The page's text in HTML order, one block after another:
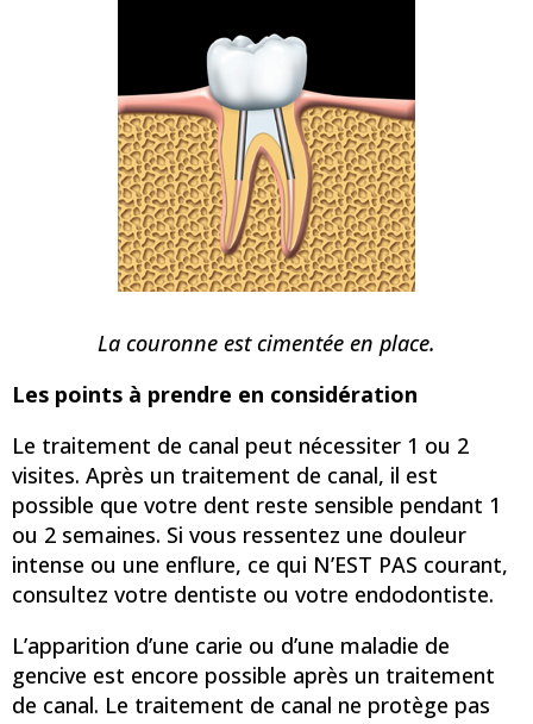
La couronne est cimentée en place.
Les points à prendre en considération
Le traitement de canal peut nécessiter 1 ou 2
visites. Après un traitement de canal, il est
possible que votre dent reste sensible pendant 1
ou 2 semaines. Si vous ressentez une douleur
intense ou une enflure, ce qui N’EST PAS courant,
consultez votre dentiste ou votre endodontiste.
L’apparition d’une carie ou d’une maladie de
gencive est encore possible après un traitement
de canal. Le traitement de canal ne protège pas